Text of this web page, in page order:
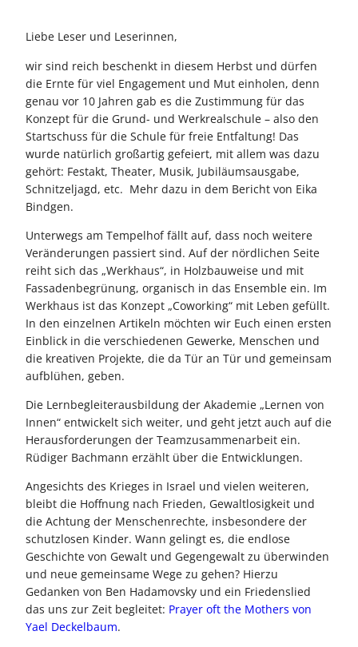
Liebe Leser und Leserinnen,
wir sind reich beschenkt in diesem Herbst und dürfen
die Ernte für viel Engagement und Mut einholen, denn
genau vor 10 Jahren gab es die Zustimmung für das
Konzept für die Grund- und Werkrealschule – also den
Startschuss für die Schule für freie Entfaltung! Das
wurde natürlich großartig gefeiert, mit allem was dazu
gehört: Festakt, Theater, Musik, Jubiläumsausgabe,
Schnitzeljagd, etc. Mehr dazu in dem Bericht von Eika
Bindgen.
Unterwegs am Tempelhof fällt auf, dass noch weitere
Veränderungen passiert sind. Auf der nördlichen Seite
reiht sich das „Werkhaus“, in Holzbauweise und mit
Fassadenbegrünung, organisch in das Ensemble ein. Im
Werkhaus ist das Konzept „Coworking“ mit Leben gefüllt.
In den einzelnen Artikeln möchten wir Euch einen ersten
Einblick in die verschiedenen Gewerke, Menschen und
die kreativen Projekte, die da Tür an Tür und gemeinsam
aufblühen, geben.
Die Lernbegleiterausbildung der Akademie „Lernen von
Innen“ entwickelt sich weiter, und geht jetzt auch auf die
Herausforderungen der Teamzusammenarbeit ein.
Rüdiger Bachmann erzählt über die Entwicklungen.
Angesichts des Krieges in Israel und vielen weiteren,
bleibt die Hoffnung nach Frieden, Gewaltlosigkeit und
die Achtung der Menschenrechte, insbesondere der
schutzlosen Kinder. Wann gelingt es, die endlose
Geschichte von Gewalt und Gegengewalt zu überwinden
und neue gemeinsame Wege zu gehen? Hierzu
Gedanken von Ben Hadamovsky und ein Friedenslied
das uns zur Zeit begleitet: Prayer oft the Mothers von
Yael Deckelbaum.